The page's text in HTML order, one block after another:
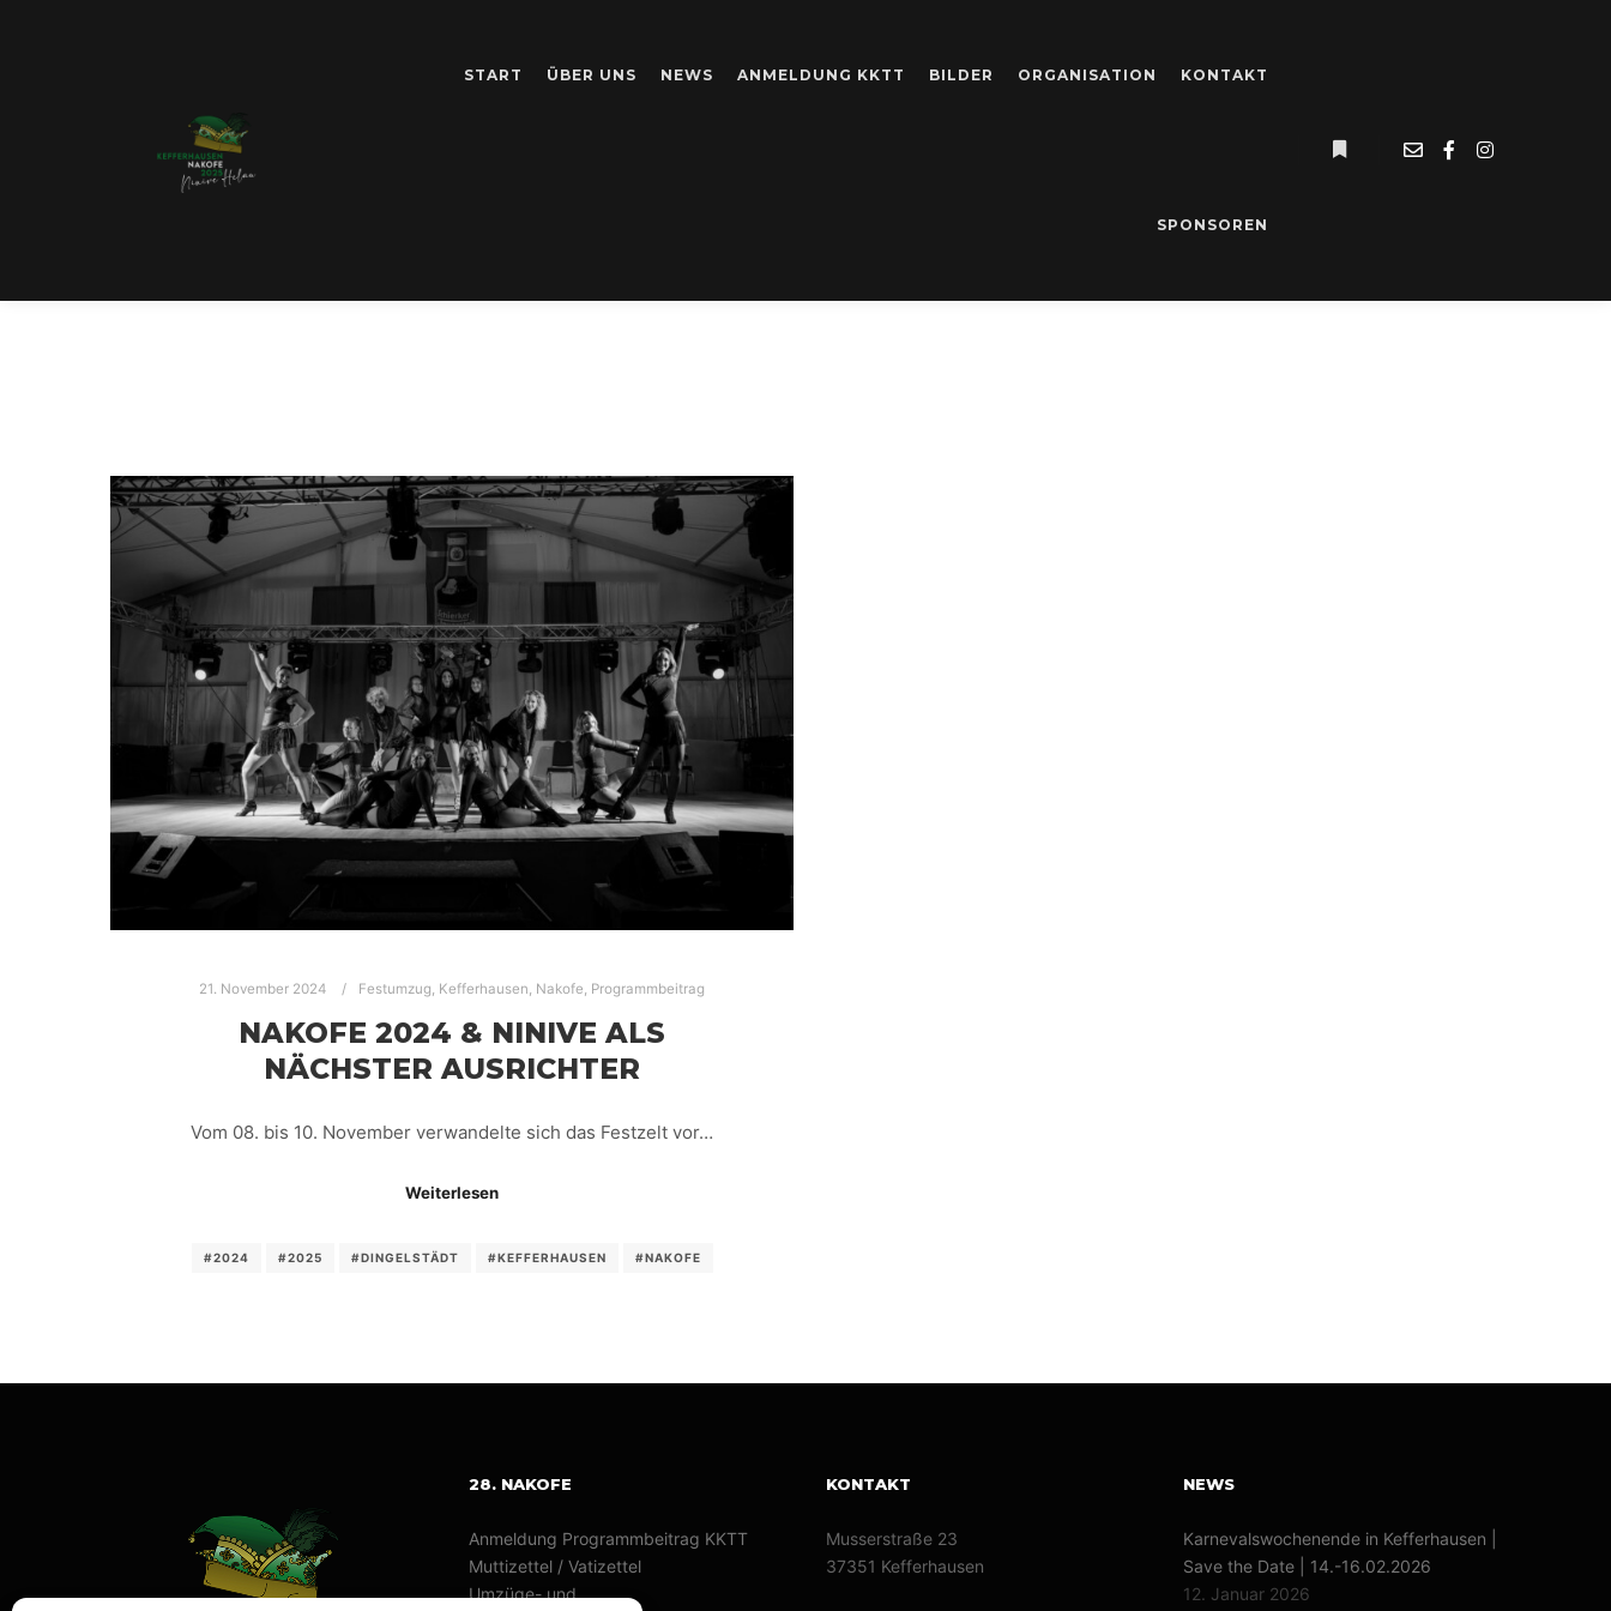
START ÜBER UNS NEWS ANMELDUNG KKTT BILDER ORGANISATION KONTAKT
SPONSOREN
SCHLAGWORT-ARCHIV: #KEFFERHAUSEN
21. November 2024 Festumzug, Kefferhausen, Nakofe, Programmbeitrag
NAKOFE 2024 & NINIVE ALS
NÄCHSTER AUSRICHTER
Vom 08. bis 10. November verwandelte sich das Festzelt vor…
Weiterlesen
#2024 #2025 #DINGELSTÄDT #KEFFERHAUSEN #NAKOFE
28. NAKOFE
Anmeldung Programmbeitrag KKTT
Muttizettel / Vatizettel
Umzüge- und
KONTAKT
Musserstraße 23
37351 Kefferhausen
NEWS
Karnevalswochenende in Kefferhausen |
Save the Date | 14.-16.02.2026
12. Januar 2026